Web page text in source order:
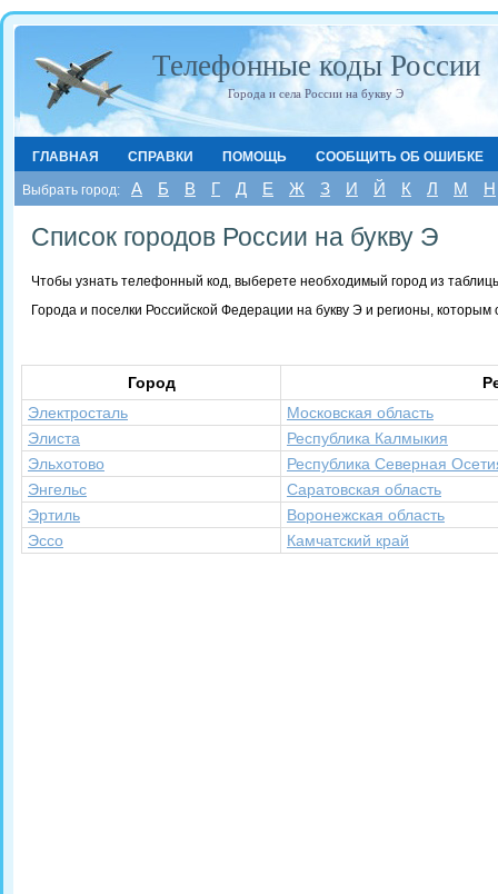
Телефонные коды России
Города и села России на букву Э
ГЛАВНАЯ СПРАВКИ ПОМОЩЬ СООБЩИТЬ ОБ ОШИБКЕ
Выбрать город: А Б В Г Д Е Ж З И Й К Л М Н
Список городов России на букву Э
Чтобы узнать телефонный код, выберете необходимый город из
Города и поселки Российской Федерации на букву Э и регионы,
Город
Электросталь
Московская область
Элиста
Республика Калмыкия
Эльхотово
Республика Северная
Энгельс
Саратовская область
Эртиль
Воронежская область
Эссо
Камчатский край